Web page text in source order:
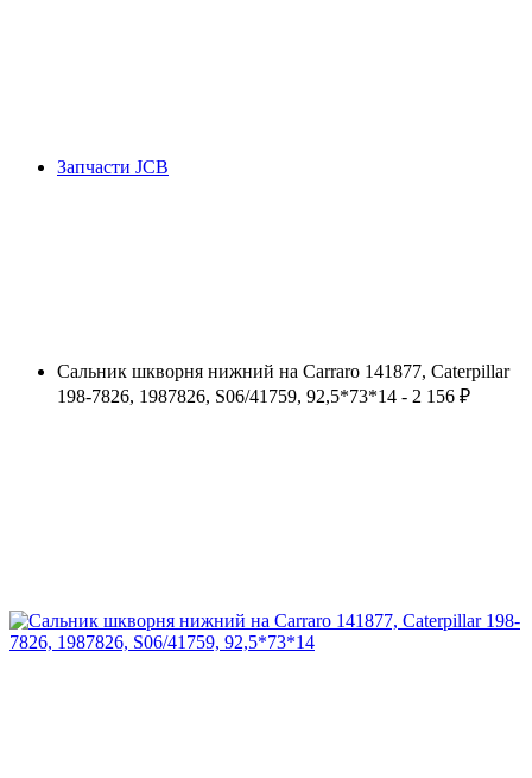
Запчасти JCB
Сальник шкворня нижний на Carraro 141877, Caterpillar
198-7826, 1987826, S06/41759, 92,5*73*14 - 2 156 ₽